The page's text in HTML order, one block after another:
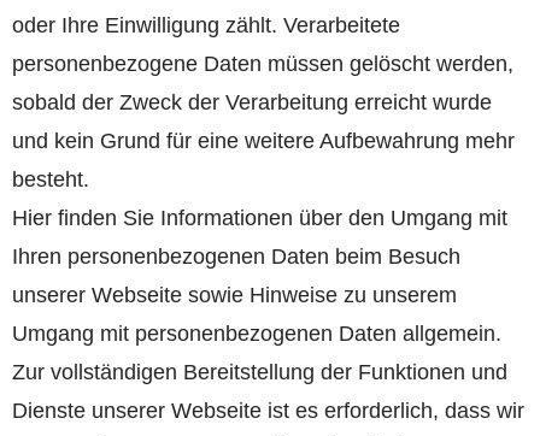
oder Ihre Einwilligung zählt. Verarbeitete
personenbezogene Daten müssen gelöscht werden,
sobald der Zweck der Verarbeitung erreicht wurde
und kein Grund für eine weitere Aufbewahrung mehr
besteht.
Hier finden Sie Informationen über den Umgang mit
Ihren personenbezogenen Daten beim Besuch
unserer Webseite sowie Hinweise zu unserem
Umgang mit personenbezogenen Daten allgemein.
Zur vollständigen Bereitstellung der Funktionen und
Dienste unserer Webseite ist es erforderlich, dass wir